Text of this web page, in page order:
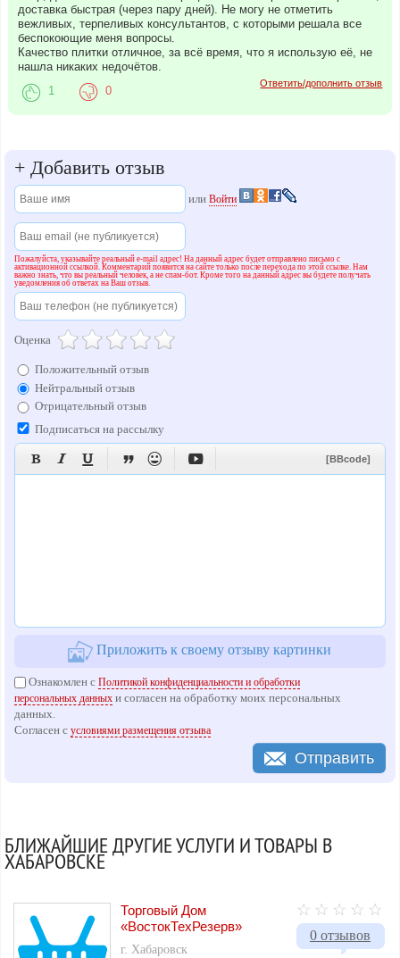
того, чтобы наша ПВХ плитка для пола, стен и потолка не только
имела высокое качество, но и была доступной для максимально
широкой аудитории покупателей. Если у вас возникли какие-либо
вопросы, касательно нашей продукции (например, как правильно
уложить плитку ПВХ с замками), то получить ответ на них Вам
помогут квалифицированные менеджеры компании.
доставка быстрая (через пару дней). Не могу не отметить
вежливых, терпеливых консультантов, с которыми решала все
беспокоющие меня вопросы.
Качество плитки отличное, за всё время, что я использую её, не
нашла никаких недочётов.
Ответить/дополнить отзыв
1 0
+ Добавить отзыв
илиВойти
Пожалуйста, указывайте реальный e-mail адрес! На данный адрес будет отправлено письмо с
активационной ссылкой. Комментарий появится на сайте только после перехода по этой ссылке. Нам
важно знать, что вы реальный человек, а не спам-бот. Кроме того на данный адрес вы будете получать
уведомления об ответах на Ваш отзыв.
Оценка
Положительный отзыв
Нейтральный отзыв
Отрицательный отзыв
Подписаться на рассылку
      [BBcode]
Приложить к своему отзыву картинки
Ознакомлен сПолитикой конфиденциальности и обработки
персональных данных и согласен на обработку моих персональных
данных.
Согласен сусловиями размещения отзыва
Отправить
БЛИЖАЙШИЕ ДРУГИЕ УСЛУГИ И ТОВАРЫ В
ХАБАРОВСКЕ
0 отзывов
Торговый Дом
«ВостокТехРезерв»
г. Хабаровск